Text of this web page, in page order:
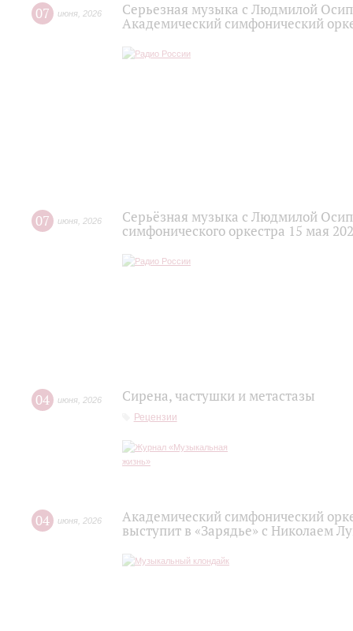
07 июня 2026
Серьезная музыка с Людмилой
Академический симфонический
07 июня 2026
Серьёзная музыка с Людмилой
симфонического оркестра 15 мая
04 июня 2026 Сирена, частушки и метастазы
Рецензии
04 июня 2026
Академический симфонический
выступит в «Зарядье» с Николаем